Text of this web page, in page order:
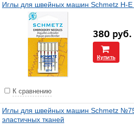
Иглы для швейных машин Schmetz H-
380 руб.
Купить
К сравнению
Иглы для швейных машин Schmetz
эластичных тканей